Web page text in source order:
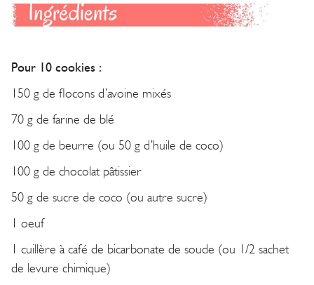
Pour 10 cookies :
150 g de flocons d’avoine mixés
70 g de farine de blé
100 g de beurre (ou 50 g d’huile de coco)
100 g de chocolat pâtissier
50 g de sucre de coco (ou autre sucre)
1 oeuf
1 cuillère à café de bicarbonate de soude (ou 1/2 sachet
de levure chimique)